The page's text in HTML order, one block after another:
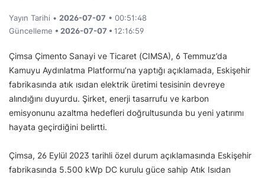
Yayın Tarihi • 2026-07-07 • 00:51:48
Güncelleme • 2026-07-07 • 12:16:59
Çimsa Çimento Sanayi ve Ticaret (CIMSA), 6 Temmuz’da
Kamuyu Aydınlatma Platformu’na yaptığı açıklamada, Eskişehir
fabrikasında atık ısıdan elektrik üretimi tesisinin devreye
alındığını duyurdu. Şirket, enerji tasarrufu ve karbon
emisyonunu azaltma hedefleri doğrultusunda bu yeni yatırımı
hayata geçirdiğini belirtti.
Çimsa, 26 Eylül 2023 tarihli özel durum açıklamasında Eskişehir
fabrikasında 5.500 kWp DC kurulu güce sahip Atık Isıdan